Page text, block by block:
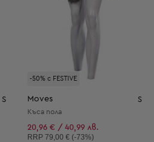
S
-50% с FESTIVE
Moves S
Къса пола
20,96 € / 40,99 лв.
Препоръчителна цена:
RRP 79,00 € (-73%)